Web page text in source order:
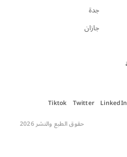
جدة
جازان
وول ستريت إنجلش السعودية
LinkedIn
Twitter
Tiktok
حقوق الطبع والنشر 2026